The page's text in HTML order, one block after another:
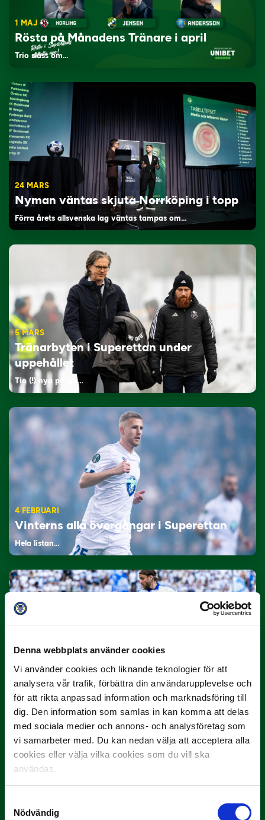
Denna webbplats använder cookies
Vi använder cookies och liknande teknologier för att
analysera vår trafik, förbättra din användarupplevelse och
för att rikta anpassad information och marknadsföring till
dig. Den information som samlas in kan komma att delas
med sociala medier och annons- och analysföretag som
vi samarbeter med. Du kan nedan välja att acceptera alla
cookies eller välja vilka cookies som du vill ska
användas.
Nödvändig
1 MAJ
Rösta på Månadens Tränare i april
Trio slåss om…
24 MARS
Nyman väntas skjuta Norrköping i topp
Förra årets allsvenska lag väntas tampas om…
5 MARS
Tränarbyten i Superettan under
uppehållet
Tio (!) nya på sin…
4 FEBRUARI
Vinterns alla övergångar i Superettan
Hela listan…
21 JANUARI
Så spelas omgång 1-15 i Superettan